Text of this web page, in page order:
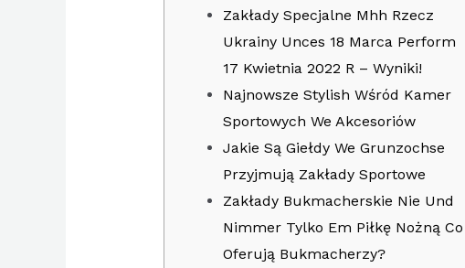
Zakłady Specjalne Mhh Rzecz
Ukrainy Unces 18 Marca Perform
17 Kwietnia 2022 R – Wyniki!
Najnowsze Stylish Wśród Kamer
Sportowych We Akcesoriów
Jakie Są Giełdy We Grunzochse
Przyjmują Zakłady Sportowe
Zakłady Bukmacherskie Nie Und
Nimmer Tylko Em Piłkę Nożną Co
Oferują Bukmacherzy?